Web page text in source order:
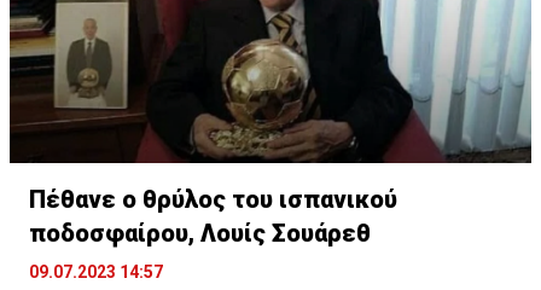
Πέθανε ο θρύλος του ισπανικού
ποδοσφαίρου, Λουίς Σουάρεθ
09.07.2023 14:57